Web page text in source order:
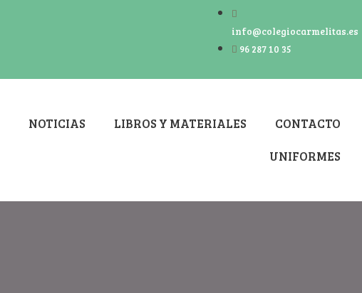
info@colegiocarmelitas.es
96 287 10 35
NOTICIAS LIBROS Y MATERIALES
CONTACTO
UNIFORMES